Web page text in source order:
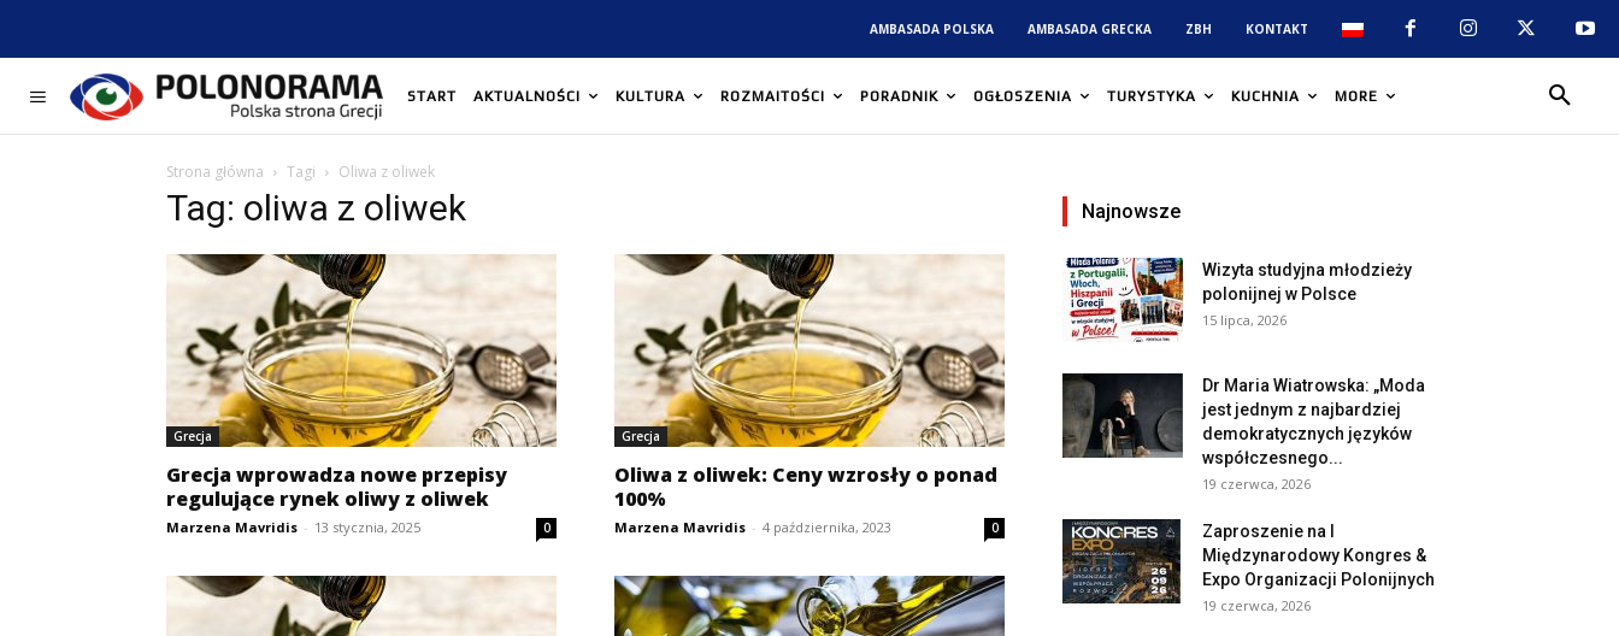
AMBASADA POLSKA AMBASADA GRECKA ZBH KONTAKT
START AKTUALNOŚCI KULTURA ROZMAITOŚCI PORADNIK OGŁOSZENIA TURYSTYKA KUCHNIA MORE
Strona główna Tagi Oliwa z oliwek
Tag: oliwa z oliwek
Grecja
Grecja wprowadza nowe przepisy
regulujące rynek oliwy z oliwek
Marzena Mavridis - 13 stycznia, 2025 0
Grecja
Oliwa z oliwek: Ceny wzrosły o ponad
100%
Marzena Mavridis - 4 października, 2023 0
Najnowsze
Wizyta studyjna młodzieży
polonijnej w Polsce
15 lipca, 2026
Dr Maria Wiatrowska: „Moda
jest jednym z najbardziej
demokratycznych języków
współczesnego...
19 czerwca, 2026
Zaproszenie na I
Międzynarodowy Kongres &
Expo Organizacji Polonijnych
19 czerwca, 2026